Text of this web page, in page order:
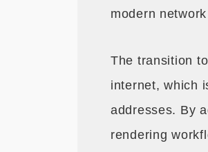
modern
The transition
internet, which
addresses. By
rendering